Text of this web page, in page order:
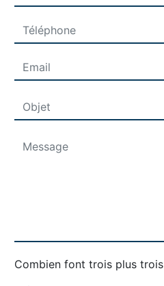
Combien font trois plus trois